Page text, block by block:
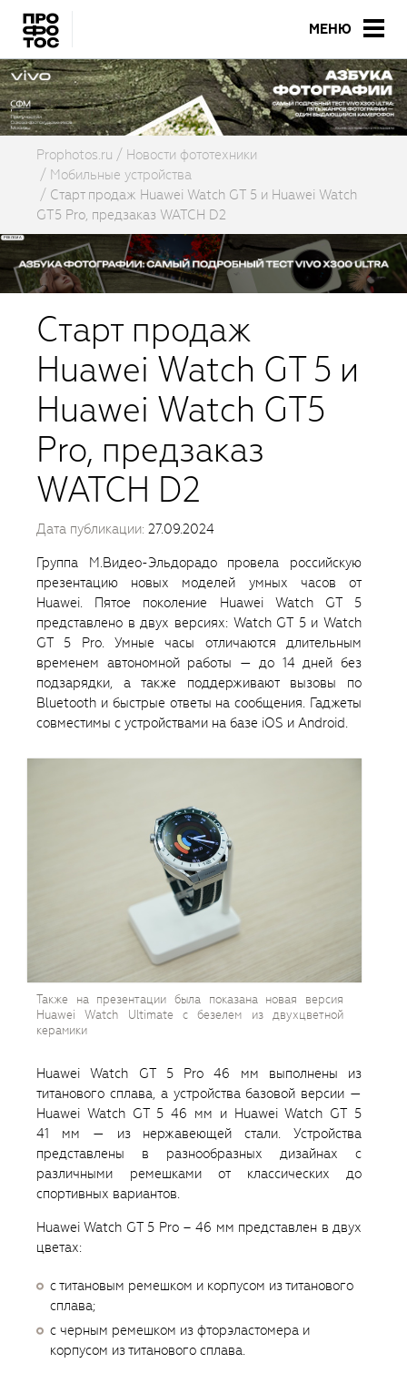
МЕНЮ
Prophotos.ru
Новости фототехники
Мобильные устройства
Cтарт продаж Huawei Watch GT 5 и Huawei Watch
GT5 Pro, предзаказ WATCH D2
Cтарт продаж
Huawei Watch GT 5 и
Huawei Watch GT5
Pro, предзаказ
WATCH D2
Дата публикации: 27.09.2024
Группа М.Видео-Эльдорадо провела российскую
презентацию новых моделей умных часов от
Huawei. Пятое поколение Huawei Watch GT 5
представлено в двух версиях: Watch GT 5 и Watch
GT 5 Pro. Умные часы отличаются длительным
временем автономной работы — до 14 дней без
подзарядки, а также поддерживают вызовы по
Bluetooth и быстрые ответы на сообщения. Гаджеты
совместимы с устройствами на базе iOS и Android.
Также на презентации была показана новая версия
Huawei Watch Ultimate с безелем из двухцветной
керамики
Huawei Watch GT 5 Pro 46 мм выполнены из
титанового сплава, а устройства базовой версии —
Huawei Watch GT 5 46 мм и Huawei Watch GT 5
41 мм — из нержавеющей стали. Устройства
представлены в разнообразных дизайнах с
различными ремешками от классических до
спортивных вариантов.
Huawei Watch GT 5 Pro – 46 мм представлен в двух
цветах:
с титановым ремешком и корпусом из титанового
сплава;
с черным ремешком из фторэластомера и
корпусом из титанового сплава.